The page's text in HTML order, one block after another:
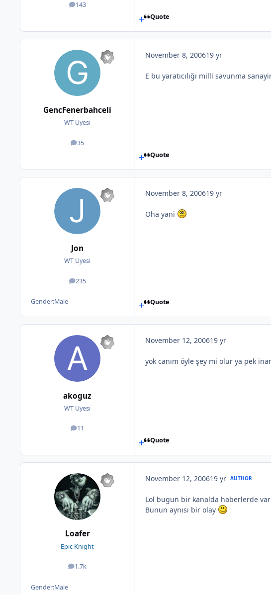
143
posts
Quote
GencFenerbahceli
WT Uyesi
35
posts
November 8, 200619 yr
E bu yaratıcılığı milli savunma
Quote
Jon
WT Uyesi
235
posts
Gender:Male
November 8, 200619 yr
Oha yani
Quote
akoguz
WT Uyesi
11
posts
November 12, 200619 yr
yok canım öyle şey mi olur ya pek
Quote
Loafer
Epic Knight
1.7k
posts
Gender:Male
November 12, 200619 yr AUTHOR
Lol bugun bir kanalda haberlerde
Bunun aynısı bir olay